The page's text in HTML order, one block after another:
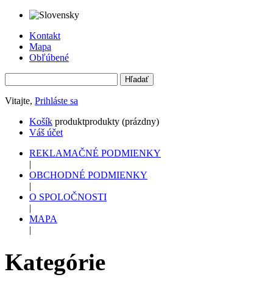
Kontakt
Mapa
Obľúbené
Vitajte, Prihláste sa
Košík produktprodukty (prázdny)
Váš účet
REKLAMAČNÉ PODMIENKY
|
OBCHODNÉ PODMIENKY
|
O SPOLOČNOSTI
|
MAPA
|
Kategórie